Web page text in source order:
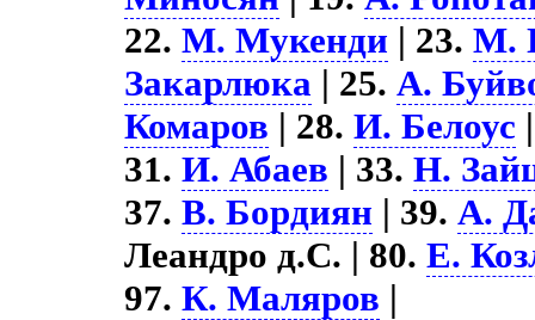
22.М. Мукенди | 23.М.
Закарлюка | 25.А.
Комаров | 28.И. Белоус
31.И. Абаев | 33.Н.
37.В. Бордиян | 39.А.
Леандро д.С. | 80.Е.
97.К. Маляров |